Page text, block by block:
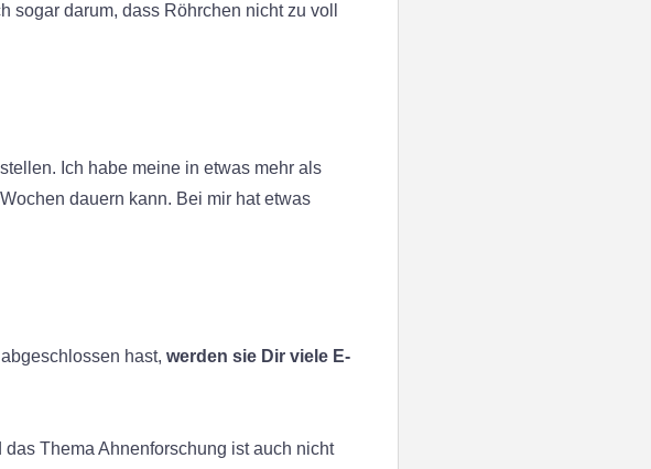
sogar darum, dass Röhrchen nicht zu voll
Ich habe meine in etwas mehr als
dauern kann. Bei mir hat etwas
hast, werden sie Dir viele E-
Thema Ahnenforschung ist auch nicht